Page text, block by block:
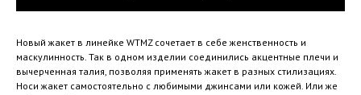
Новый жакет в линейке WTMZ сочетает в себе женственность и
маскулинность. Так в одном изделии соединились акцентные плечи и
вычерченная талия, позволяя применять жакет в разных стилизациях.
Носи жакет самостоятельно с любимыми джинсами или кожей. Или же